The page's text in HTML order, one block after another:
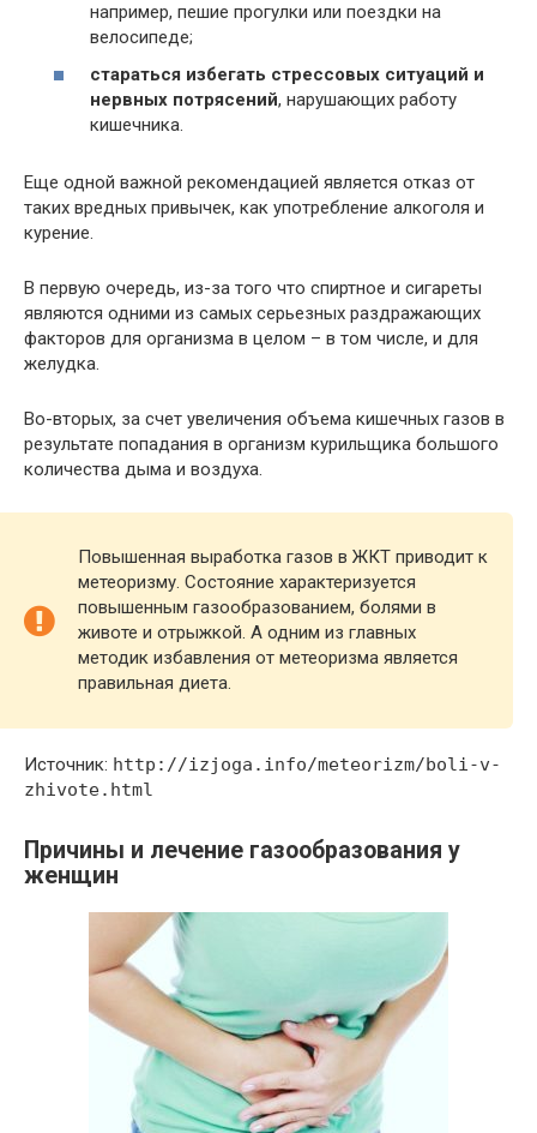
например, пешие прогулки или поездки на
велосипеде;
стараться избегать стрессовых ситуаций и
нервных потрясений, нарушающих работу
кишечника.
Еще одной важной рекомендацией является отказ от
таких вредных привычек, как употребление алкоголя и
курение.
В первую очередь, из-за того что спиртное и сигареты
являются одними из самых серьезных раздражающих
факторов для организма в целом – в том числе, и для
желудка.
Во-вторых, за счет увеличения объема кишечных газов в
результате попадания в организм курильщика большого
количества дыма и воздуха.
Повышенная выработка газов в ЖКТ приводит к
метеоризму. Состояние характеризуется
повышенным газообразованием, болями в
животе и отрыжкой. А одним из главных
методик избавления от метеоризма является
правильная диета.
Источник: http://izjoga.info/meteorizm/boli-v-
zhivote.html
Причины и лечение газообразования у
женщин